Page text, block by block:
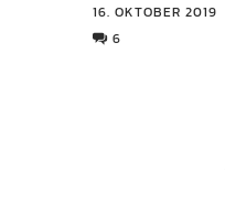
16. OKTOBER 2019
6